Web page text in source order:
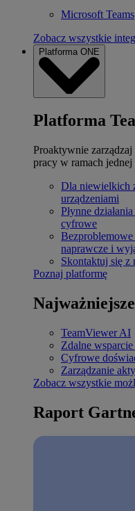
Microsoft Teams
Zobacz wszystkie
Platforma ONE
Platforma
Proaktywnie
pracy w ramach
Dla niewielkich
urządzeniami
Płynne działania
cyfrowe
naprawcze i
Skontaktuj się z
Poznaj platformę
TeamViewer AI
Zdalne
Cyfrowe
Zarządzanie
Zobacz wszystkie
Raport